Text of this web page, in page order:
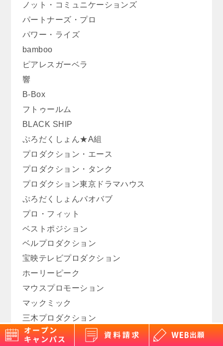
ノット・コミュニケーションズ
パートナーズ・プロ
パワー・ライズ
bamboo
ピアレスガーベラ
響
B-Box
フトゥールム
BLACK SHIP
ぷろだくしょん★A組
プロダクション・エース
プロダクション・タンク
プロダクション東京ドラマハウス
ぷろだくしょんバオバブ
プロ・フィット
ベストポジション
ベルプロダクション
宝映テレビプロダクション
ホーリーピーク
マウスプロモーション
マックミック
三木プロダクション
ミズキ事務所／アドヴァンスプロモーション